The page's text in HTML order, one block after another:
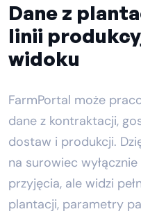
Dane z
linii
widoku
FarmPortal może
dane z kontraktacji,
dostaw i produkcji.
na surowiec
przyjęcia, ale widzi
plantacji, parametry